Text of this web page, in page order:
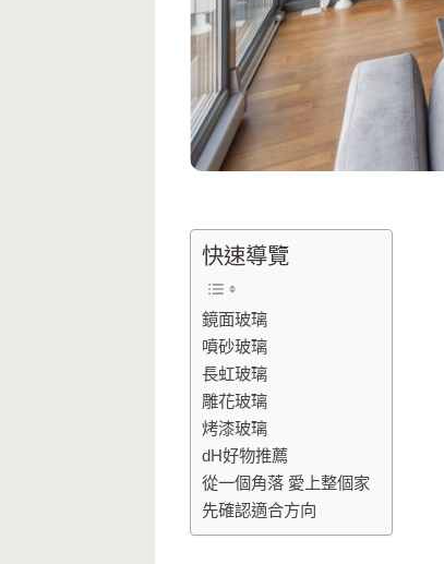
快速導覽
鏡面玻璃
噴砂玻璃
長虹玻璃
雕花玻璃
烤漆玻璃
dH好物推薦
從一個角落 愛上整個家
先確認適合方向